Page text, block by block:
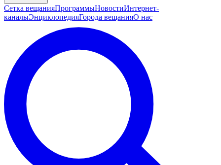
Сетка вещанияПрограммыНовостиИнтернет-
каналыЭнциклопедияГорода вещанияО нас